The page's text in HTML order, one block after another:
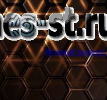
Игровой торрент трекер